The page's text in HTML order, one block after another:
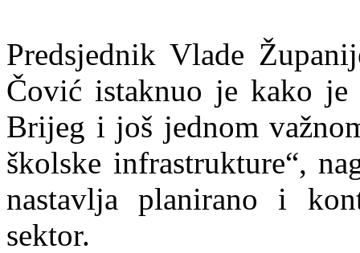
Predsjednik Vlade
Čović istaknuo je kako
Brijeg i još jednom
školske infrastrukture“,
nastavlja planirano i
sektor.